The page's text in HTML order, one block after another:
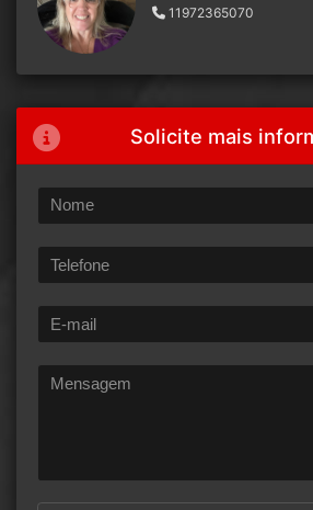
11972365070
Solicite mais